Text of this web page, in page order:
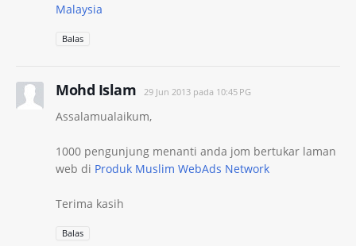
Malaysia
Balas
Mohd Islam 29 Jun 2013 pada 10:45 PG
Assalamualaikum,
1000 pengunjung menanti anda jom bertukar laman
web di Produk Muslim WebAds Network
Terima kasih
Balas